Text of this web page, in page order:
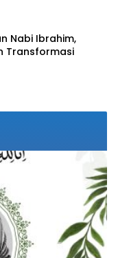
Nabi Ibrahim,
Transformasi